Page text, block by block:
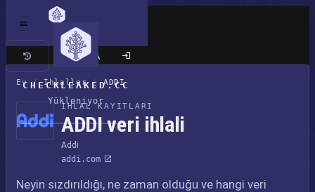
CHECKLEAKED.CC
Yükleniyor
Klasik site
Ev / İhlaller / ADDI
İHLAL KAYITLARI
ADDI veri ihlali
Addi
addi.com
Neyin sızdırıldığı, ne zaman olduğu ve hangi veri